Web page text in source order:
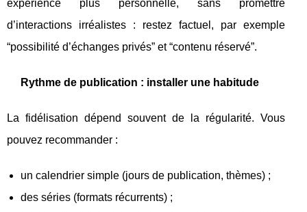
expérience plus personnelle, sans promettre
d’interactions irréalistes : restez factuel, par exemple
“possibilité d’échanges privés” et “contenu réservé”.
Rythme de publication : installer une habitude
La fidélisation dépend souvent de la régularité. Vous
pouvez recommander :
un calendrier simple (jours de publication, thèmes) ;
des séries (formats récurrents) ;